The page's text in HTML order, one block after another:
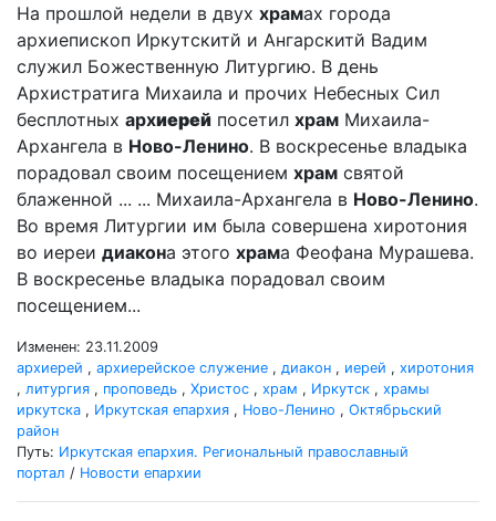
На прошлой недели в двух храмах города
архиепископ Иркутскитй и Ангарскитй Вадим
служил Божественную Литургию. В день
Архистратига Михаила и прочих Небесных Сил
бесплотных архиерей посетил храм Михаила-
Архангела в Ново-Ленино. В воскресенье владыка
порадовал своим посещением храм святой
блаженной ... ... Михаила-Архангела в Ново-Ленино.
Во время Литургии им была совершена хиротония
во иереи диакона этого храма Феофана Мурашева.
В воскресенье владыка порадовал своим
посещением...
Изменен: 23.11.2009
архиерей , архиерейское служение , диакон , иерей , хиротония
, литургия , проповедь , Христос , храм , Иркутск , храмы
иркутска , Иркутская епархия , Ново-Ленино , Октябрьский
район
Путь: Иркутская епархия. Региональный православный
портал / Новости епархии